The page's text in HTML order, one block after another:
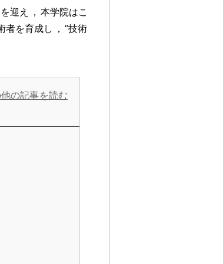
迎え ， 本学院はこ
者を育成し ， ”技術
の記事を読む